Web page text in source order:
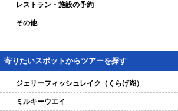
レストラン・施設の予約
その他
寄りたいスポットからツアーを探す
ジェリーフィッシュレイク（くらげ湖）
ミルキーウエイ